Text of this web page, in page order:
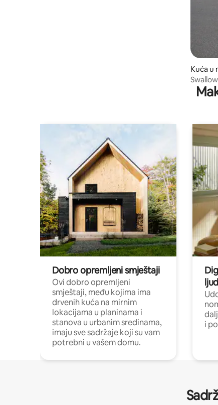
Kuća u
orges
Dobro opremljeni smještaji
Ovi dobro opremljeni
smještaji, među kojima ima
drvenih kuća na mirnim
lokacijama u planinama i
stanova u urbanim sredinama,
imaju sve sadržaje koji su vam
potrebni u vašem domu.
i